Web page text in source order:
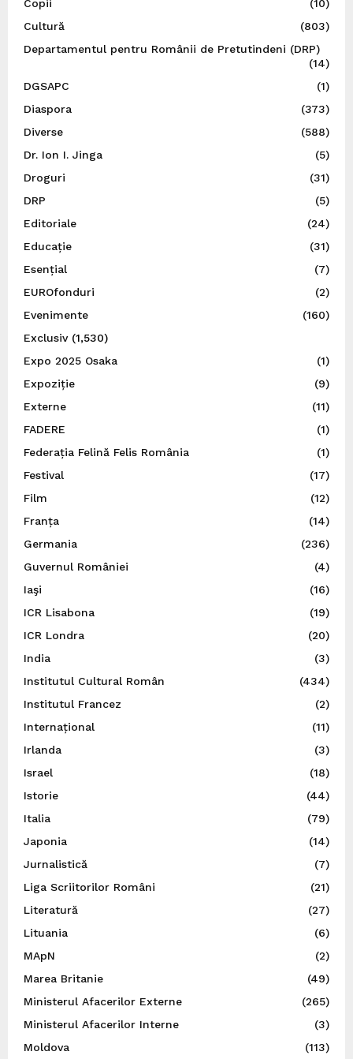
Copii
(10)
Cultură
(803)
Departamentul pentru Românii de Pretutindeni (DRP)
(14)
DGSAPC
(1)
Diaspora
(373)
Diverse
(588)
Dr. Ion I. Jinga
(5)
Droguri
(31)
DRP
(5)
Editoriale
(24)
Educație
(31)
Esențial
(7)
EUROfonduri
(2)
Evenimente
(160)
Exclusiv(1,530)
Expo 2025 Osaka
(1)
Expoziție
(9)
Externe
(11)
FADERE
(1)
Federația Felină Felis România
(1)
Festival
(17)
Film
(12)
Franța
(14)
Germania
(236)
Guvernul României
(4)
Iaşi
(16)
ICR Lisabona
(19)
ICR Londra
(20)
India
(3)
Institutul Cultural Român
(434)
Institutul Francez
(2)
Internațional
(11)
Irlanda
(3)
Israel
(18)
Istorie
(44)
Italia
(79)
Japonia
(14)
Jurnalistică
(7)
Liga Scriitorilor Români
(21)
Literatură
(27)
Lituania
(6)
MApN
(2)
Marea Britanie
(49)
Ministerul Afacerilor Externe
(265)
Ministerul Afacerilor Interne
(3)
Moldova
(113)